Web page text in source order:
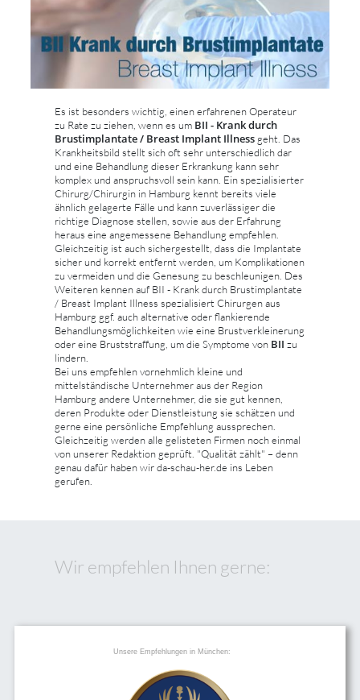
Es ist besonders wichtig, einen erfahrenen Operateur
zu Rate zu ziehen, wenn es um BII - Krank durch
Brustimplantate / Breast Implant Illness geht. Das
Krankheitsbild stellt sich oft sehr unterschiedlich dar
und eine Behandlung dieser Erkrankung kann sehr
komplex und anspruchsvoll sein kann. Ein spezialisierter
Chirurg/Chirurgin in Hamburg kennt bereits viele
ähnlich gelagerte Fälle und kann zuverlässiger die
richtige Diagnose stellen, sowie aus der Erfahrung
heraus eine angemessene Behandlung empfehlen.
Gleichzeitig ist auch sichergestellt, dass die Implantate
sicher und korrekt entfernt werden, um Komplikationen
zu vermeiden und die Genesung zu beschleunigen. Des
Weiteren kennen auf BII - Krank durch Brustimplantate
/ Breast Implant Illness spezialisiert Chirurgen aus
Hamburg ggf. auch alternative oder flankierende
Behandlungsmöglichkeiten wie eine Brustverkleinerung
oder eine Bruststraffung, um die Symptome von BII zu
lindern.
Bei uns empfehlen vornehmlich kleine und
mittelständische Unternehmer aus der Region
Hamburg andere Unternehmer, die sie gut kennen,
deren Produkte oder Dienstleistung sie schätzen und
gerne eine persönliche Empfehlung aussprechen.
Gleichzeitig werden alle gelisteten Firmen noch einmal
von unserer Redaktion geprüft. "Qualität zählt" – denn
genau dafür haben wir da-schau-her.de ins Leben
gerufen.
Wir empfehlen Ihnen gerne:
Unsere Empfehlungen in München: